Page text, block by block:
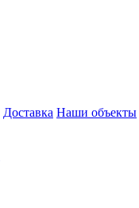
Доставка Наши объекты